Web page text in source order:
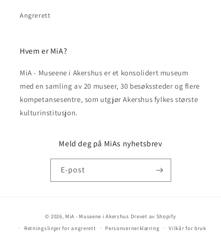
Angrerett
Hvem er MiA?
MiA - Museene i Akershus er et konsolidert museum
med en samling av 20 museer, 30 besøkssteder og flere
kompetansesentre, som utgjør Akershus fylkes største
kulturinstitusjon.
Meld deg på MiAs nyhetsbrev
E-post
© 2026, MiA - Museene i Akershus Drevet av Shopify
Retningslinjer for angrerett
Personvernerklæring Vilkår for bruk